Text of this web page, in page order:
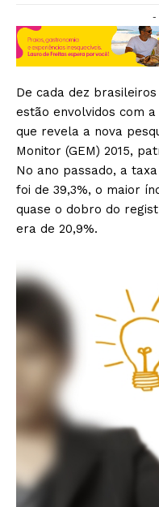
-
De cada dez
estão envolvidos com
que revela a nova
Monitor (GEM) 2015,
No ano passado, a
foi de 39,3%, o maior
quase o dobro do
era de 20,9%.